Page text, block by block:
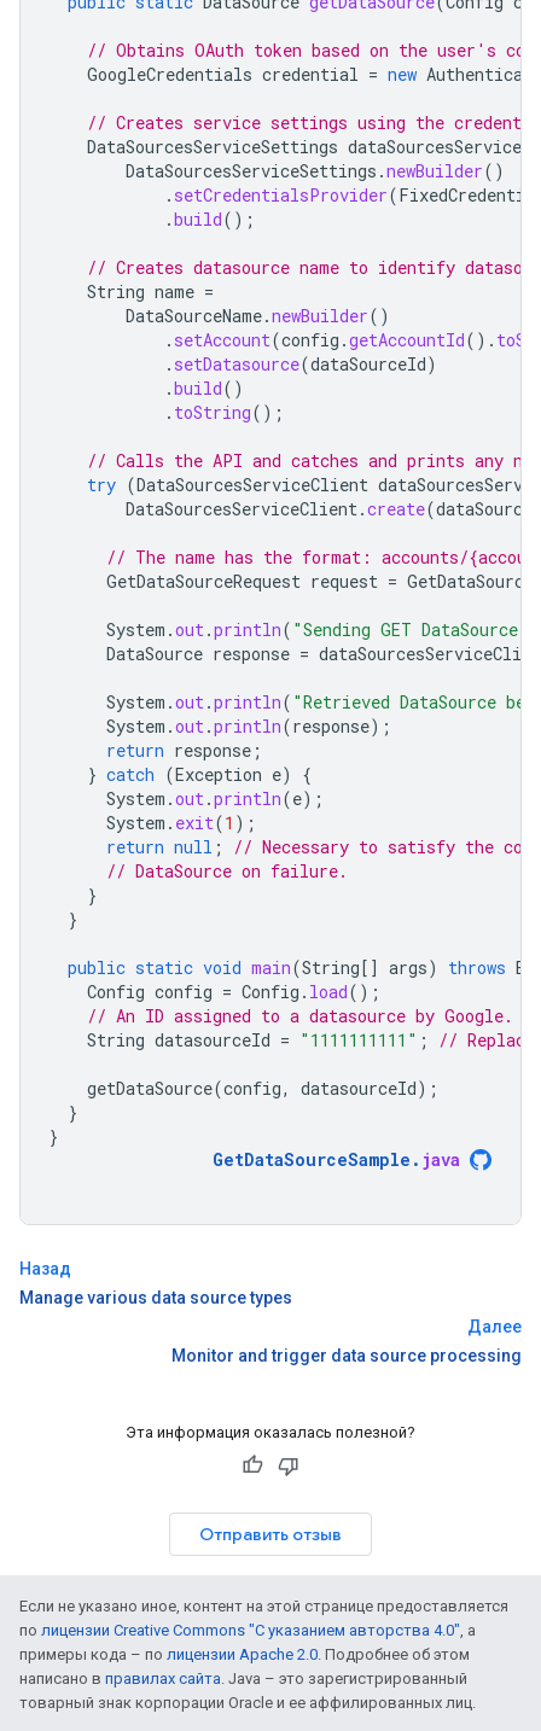
// Obtains OAuth token based on the user's
GoogleCredentials credential = new
// Creates service settings using the
DataSourcesServiceSettings
DataSourcesServiceSettings .newBuilder()
. setCredentialsProvider(
.build();
// Creates datasource name to identify
String name =
DataSourceName.newBuilder()
. setAccount(config .getAccountId().
. setDatasource(dataSourceId)
.build()
. toString();
// Calls the API and catches and prints any
try (DataSourcesServiceClient
DataSourcesServiceClient.create(
// The name has the format: accounts/
GetDataSourceRequest request =
System .out.println( "Sending GET DataSource
DataSource response =
System .out.println( "Retrieved DataSource
System .out.println(response);
return response ;
} catch (Exception e)
{
System .out.println(e);
System . exit(1 );
return null ;
// Necessary to satisfy the
// DataSource on failure.
}
}
public static void main(String[] args) throws
Config config = Config . load();
// An ID assigned to a datasource by Google.
String datasourceId = "1111111111" ; //
getDataSource(config, datasourceId);
}
}
GetDataSourceSample . java
Назад
Manage various data source types
Далее
Monitor and trigger data source processing
Эта информация оказалась полезной?
Отправить отзыв
Если не указано иное, контент на этой странице предоставляется
по лицензии Creative Commons "С указанием авторства 4.0", а
примеры кода – по лицензии Apache 2.0. Подробнее об этом
написано в правилах сайта. Java – это зарегистрированный
товарный знак корпорации Oracle и ее аффилированных лиц.